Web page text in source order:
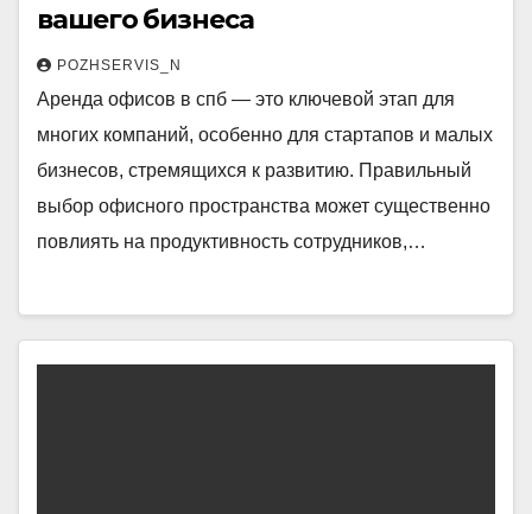
вашего бизнеса
POZHSERVIS_N
Аренда офисов в спб — это ключевой этап для
многих компаний, особенно для стартапов и малых
бизнесов, стремящихся к развитию. Правильный
выбор офисного пространства может существенно
повлиять на продуктивность сотрудников,…